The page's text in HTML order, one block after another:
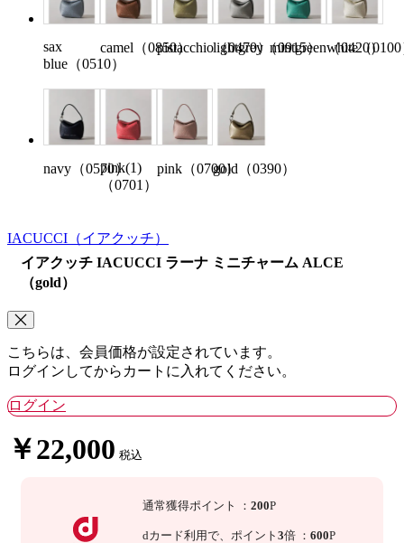
sax
blue（0510）
camel（0850）pistacchio（0470）
lightgrey（0915）mintgreen（0420）
white（
navy（0570）
pink(1)
（0701）
pink（0700）gold（0390）
IACUCCI （イアクッチ）
イアクッチ IACUCCI ラーナ ミニチャーム ALCE
（gold）
こちらは、会員価格が設定されています。
ログインしてからカートに入れてください。
ログイン
￥22,000 税込
通常獲得ポイント ： 200P
dカード利用で、 ポイント 3倍 ： 600P